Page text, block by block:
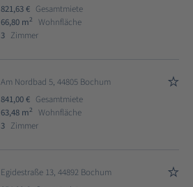
821,63 € Gesamtmiete
66,80 m2
Wohnfläche
3 Zimmer
Am Nordbad 5, 44805 Bochum
841,00 € Gesamtmiete
63,48 m2
Wohnfläche
3 Zimmer
Egidestraße 13, 44892 Bochum